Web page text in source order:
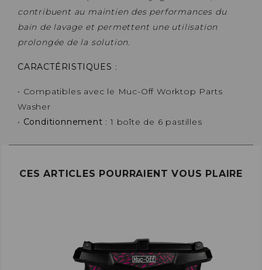
contribuent au maintien des performances du
bain de lavage et permettent une utilisation
prolongée de la solution.
CARACTÉRISTIQUES :
• Compatibles avec le Muc-Off Worktop Parts
Washer
• Conditionnement : 1 boîte de 6 pastilles
CES ARTICLES POURRAIENT VOUS PLAIRE